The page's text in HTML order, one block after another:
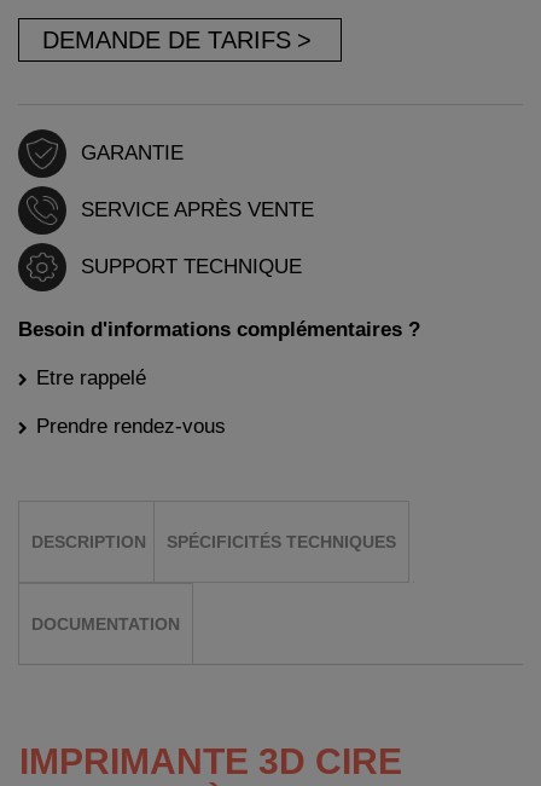
DEMANDE DE TARIFS
GARANTIE
SERVICE APRÈS VENTE
SUPPORT TECHNIQUE
Besoin d'informations complémentaires ?
Etre rappelé
Prendre rendez-vous
DESCRIPTION SPÉCIFICITÉS TECHNIQUES
DOCUMENTATION
IMPRIMANTE 3D CIRE